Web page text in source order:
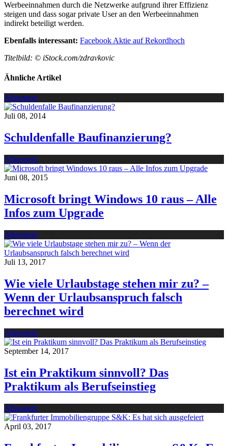
Werbeeinnahmen durch die Netzwerke aufgrund ihrer Effizienz
steigen und dass sogar private User an den Werbeeinnahmen
indirekt beteiligt werden.
Ebenfalls interessant: Facebook Aktie auf Rekordhoch
Titelbild: © iStock.com/zdravkovic
Ähnliche Artikel
Allgemein
Juli 08, 2014
Schuldenfalle Baufinanzierung?
Allgemein
Juni 08, 2015
Microsoft bringt Windows 10 raus – Alle
Infos zum Upgrade
Allgemein
Juli 13, 2017
Wie viele Urlaubstage stehen mir zu? –
Wenn der Urlaubsanspruch falsch
berechnet wird
Allgemein
September 14, 2017
Ist ein Praktikum sinnvoll? Das
Praktikum als Berufseinstieg
Allgemein
April 03, 2017